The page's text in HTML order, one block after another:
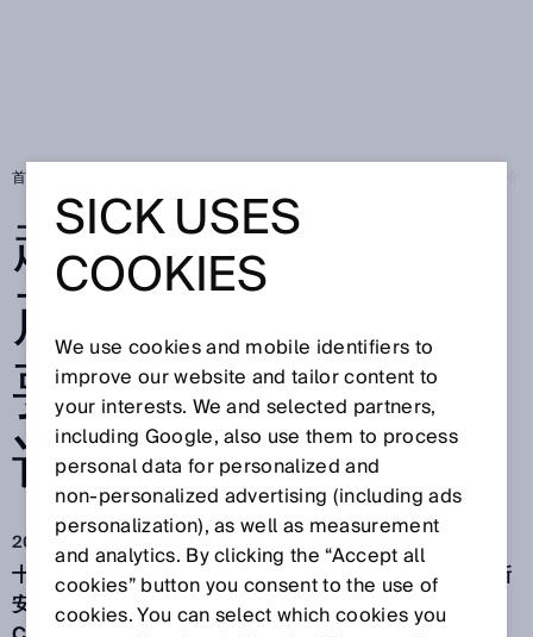
首页
超级工厂的安全生
产：关于电池生产
要求与趋势的专家
访谈
2025年5月26日
十余年来，SICK 致力于为高要求的电池生产领域开发创新
安全解决方案。在这次访谈中，SICK 资深安全专家
SICK USES
COOKIES
We use cookies and mobile identifiers to
improve our website and tailor content to
your interests. We and selected partners,
including Google, also use them to process
personal data for personalized and
non‑personalized advertising (including ads
personalization), as well as measurement
and analytics. By clicking the “Accept all
cookies” button you consent to the use of
cookies. You can select which cookies you